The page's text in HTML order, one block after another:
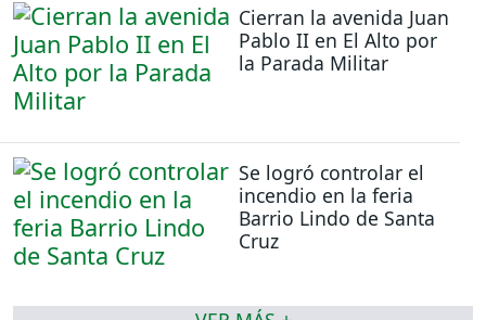
Cierran la avenida Juan
Pablo II en El Alto por
la Parada Militar
Se logró controlar el
incendio en la feria
Barrio Lindo de Santa
Cruz